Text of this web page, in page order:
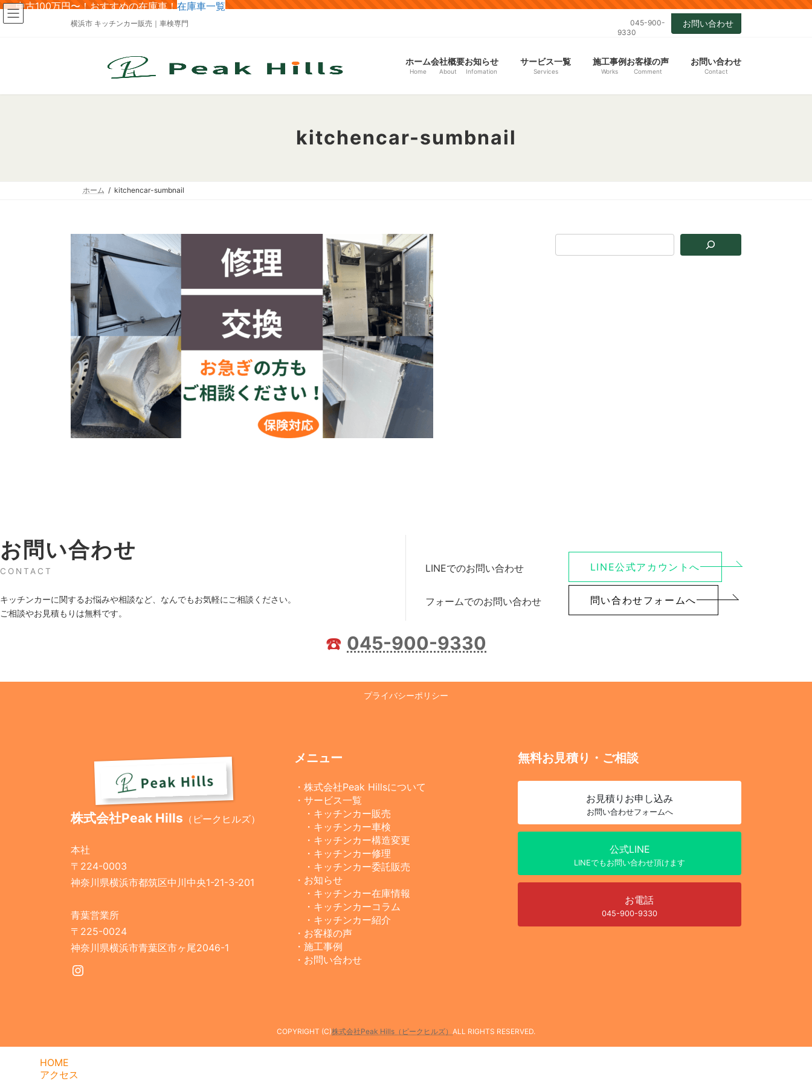
コ
ン
ナ
ビ
中古100万円〜！おすすめの在庫車！在庫車一覧
横浜市 キッチンカー販売｜車検専門
045-900-
9330
お問い合わせ
ホーム
Home
会社概要
About
お知らせ
Infomation
サービス一覧
Services
施工事例
Works
お客様の声
Comment
お問い合わせ
Contact
kitchencar-sumbnail
ホーム kitchencar-sumbnail
お問い合わせ
CONTACT
キッチンカーに関するお悩みや相談など、なんでもお気軽にご相談ください。
ご相談やお見積もりは無料です。
LINEでのお問い合わせ LINE公式アカウントへ
フォームでのお問い合わせ 問い合わせフォームへ
☎️ 045-900-9330
プライバシーポリシー
株式会社Peak Hills （ピークヒルズ）
本社
〒224-0003
神奈川県横浜市都筑区中川中央1-21-3-201
青葉営業所
〒225-0024
神奈川県横浜市青葉区市ヶ尾2046-1
Instagram
メニュー
・株式会社Peak Hillsについて
・サービス一覧
・キッチンカー販売
・キッチンカー車検
・キッチンカー構造変更
・キッチンカー修理
・キッチンカー委託販売
・お知らせ
・キッチンカー在庫情報
・キッチンカーコラム
・キッチンカー紹介
・お客様の声
・施工事例
・お問い合わせ
無料お見積り・ご相談
お見積り お申し込み
お問い合わせフォームへ
公式LINE
LINEでもお問い合わせ頂けます
お電話
045-900-9330
COPYRIGHT (C)株式会社Peak Hills（ピークヒルズ） ALL RIGHTS RESERVED.
HOME
アクセス